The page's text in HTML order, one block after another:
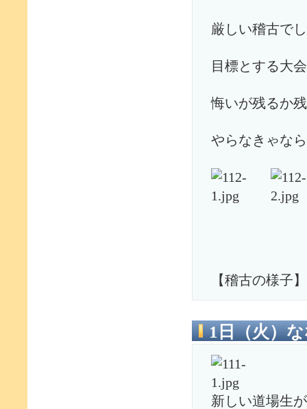
厳しい稽古で
目標とする大
悔いが残るか
やらなきゃな
【稽古の様子】
1日（火）
新しい道場生